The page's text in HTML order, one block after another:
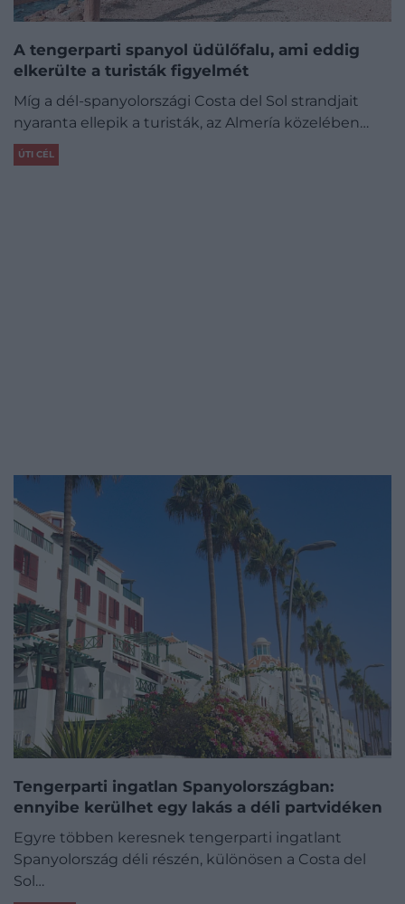
A tengerparti spanyol üdülőfalu, ami eddig
elkerülte a turisták figyelmét
Míg a dél-spanyolországi Costa del Sol strandjait
nyaranta ellepik a turisták, az Almería közelében…
ÚTI CÉL
Tengerparti ingatlan Spanyolországban:
ennyibe kerülhet egy lakás a déli partvidéken
Egyre többen keresnek tengerparti ingatlant
Spanyolország déli részén, különösen a Costa del
Sol…